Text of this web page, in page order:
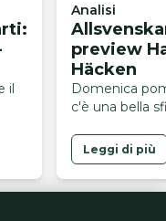
il
Analisi
preview
Häcken
Domenica
c'è una bella
Leggi di più